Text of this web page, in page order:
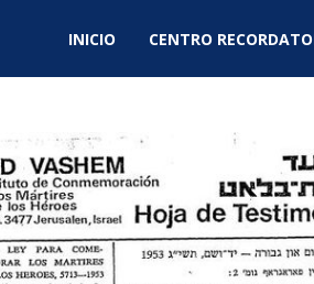
INICIO CENTRO